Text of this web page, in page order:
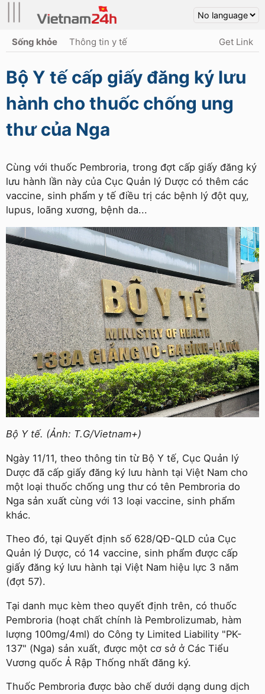
Sống khỏe Thông tin y tế Get Link
Bộ Y tế cấp giấy đăng ký lưu
hành cho thuốc chống ung
thư của Nga
Cùng với thuốc Pembroria, trong đợt cấp giấy đăng ký
lưu hành lần này của Cục Quản lý Dược có thêm các
vaccine, sinh phẩm y tế điều trị các bệnh lý đột quỵ,
lupus, loãng xương, bệnh da...
Bộ Y tế. (Ảnh: T.G/Vietnam+)
Ngày 11/11, theo thông tin từ Bộ Y tế, Cục Quản lý
Dược đã cấp giấy đăng ký lưu hành tại Việt Nam cho
một loại thuốc chống ung thư có tên Pembroria do
Nga sản xuất cùng với 13 loại vaccine, sinh phẩm
khác.
Theo đó, tại Quyết định số 628/QĐ-QLD của Cục
Quản lý Dược, có 14 vaccine, sinh phẩm được cấp
giấy đăng ký lưu hành tại Việt Nam hiệu lực 3 năm
(đợt 57).
Tại danh mục kèm theo quyết định trên, có thuốc
Pembroria (hoạt chất chính là Pembrolizumab, hàm
lượng 100mg/4ml) do Công ty Limited Liability "PK-
137" (Nga) sản xuất, được một cơ sở ở Các Tiểu
Vương quốc Ả Rập Thống nhất đăng ký.
Thuốc Pembroria được bào chế dưới dạng dung dịch